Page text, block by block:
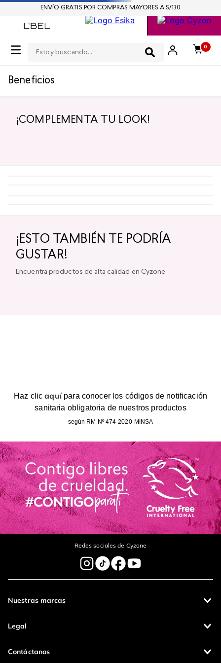
0
ENVÍO GRATIS POR COMPRAS MAYORES A S/130
Beneficios
¡COMPLEMENTA TU LOOK!
¡ESTO TAMBIÉN TE PODRÍA
GUSTAR!
Encuentra productos de alta calidad en Cyzone
Haz clicaquípara conocer los códigos de notificación
sanitaria obligatoria de nuestros productos
según RM Nº 474-2020-MINSA
Redes sociales de Cyzone
Nuestras marcas
Legal
Contáctanos